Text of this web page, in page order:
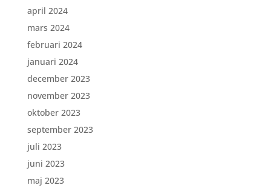
april 2024
mars 2024
februari 2024
januari 2024
december 2023
november 2023
oktober 2023
september 2023
juli 2023
juni 2023
maj 2023